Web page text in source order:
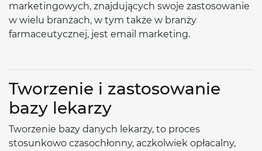
marketingowych, znajdujących swoje zastosowanie
w wielu branżach, w tym także w branży
farmaceutycznej, jest email marketing.
Tworzenie i zastosowanie
bazy lekarzy
Tworzenie bazy danych lekarzy, to proces
stosunkowo czasochłonny, aczkolwiek opłacalny,